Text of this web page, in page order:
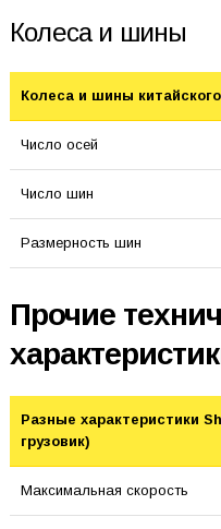
Колеса и шины
Колеса и шины китайского
Число осей
Число шин
Размерность шин
Прочие
Разные характеристики
грузовик)
Максимальная скорость